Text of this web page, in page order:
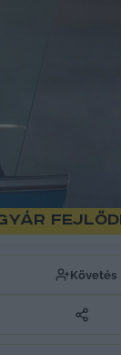
gyár
Követés